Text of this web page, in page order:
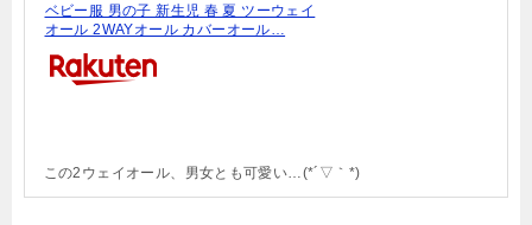
ベビー服 男の子 新生児 春 夏 ツーウェイ
オール 2WAYオール カバーオール…
この2ウェイオール、男女とも可愛い…(*´▽｀*)